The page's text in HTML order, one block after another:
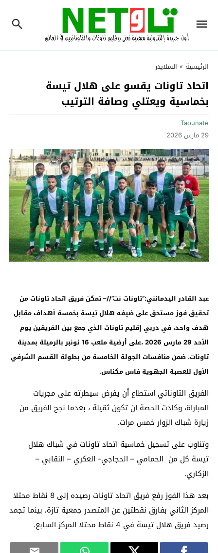
الرئيسية » السلايدر
اتحاد تاونات يقسو على هلال تيسة
بخماسية ويعتلي وصافة الترتيب
Taounate
29 مارس 2026
عبد القادر اليدمانني:”تاونات نت”//–تمكن فريق اتحاد تاونات من
تحقيق فوز مستحق على ضيفه هلال تيسة بخمسة أهداف مقابل
هدف واحد، في دربي إقليم تاونات الذي جمع بين الفريقين يوم
الأحد 29 مارس 2026 ،على أرضية ملعب 16 نونبر بالرميلة بمدينة
تاونات، ضمن منافسات الجولة الخامسة من بطولة القسم الشرفي
الأول للعصبة الجهوية فاس مكناس.
الفريق التاوناتي استطاع أن يفرض سيطرته على مجريات
المباراة، وكادت الحصة ان تكون ثقيلة ، بعدما نجح الفريق من
زيارة شباك الزوار خمس مرات.
وتناوب على تسجيل خماسية اتحاد تاونات في شباك هلال
تيسة كل من الحمامي – الحجاجي- العكري – النقابي –
الزكاري.
بعد هذا الفوز رفع فريق اتحاد تاونات رصيده إلى 8 نقاط محتلا
المركز الثاني بفارق نقطتين عن المتصدر جمعية تازة، بينما تجمد
رصيد فريق هلال تيسة في 4 نقاط محتلا المركز السابع.